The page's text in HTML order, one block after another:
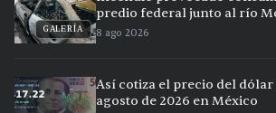
GALERÍA
predio federal junto al río
8 ago 2026
Así cotiza el precio del dólar
agosto de 2026 en México